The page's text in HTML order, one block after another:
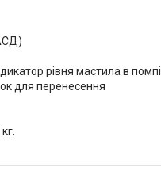
рівня мастила в помпі
для перенесення